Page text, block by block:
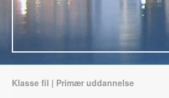
Klasse fil | Primær uddannelse